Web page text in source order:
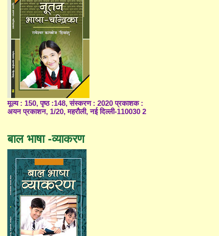
मूल्य : 150, पृष्ठ :148, संस्करण : 2020 प्रकाशक :
अयन प्रकाशन, 1/20, महरौली, नई दिल्ली-110030 2
बाल भाषा -व्याकरण